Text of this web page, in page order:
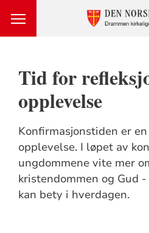
Tid for
opplevelse
Konfirmasjonstiden er
opplevelse. I løpet av
ungdommene vite mer
kristendommen og Gud
kan bety i hverdagen.